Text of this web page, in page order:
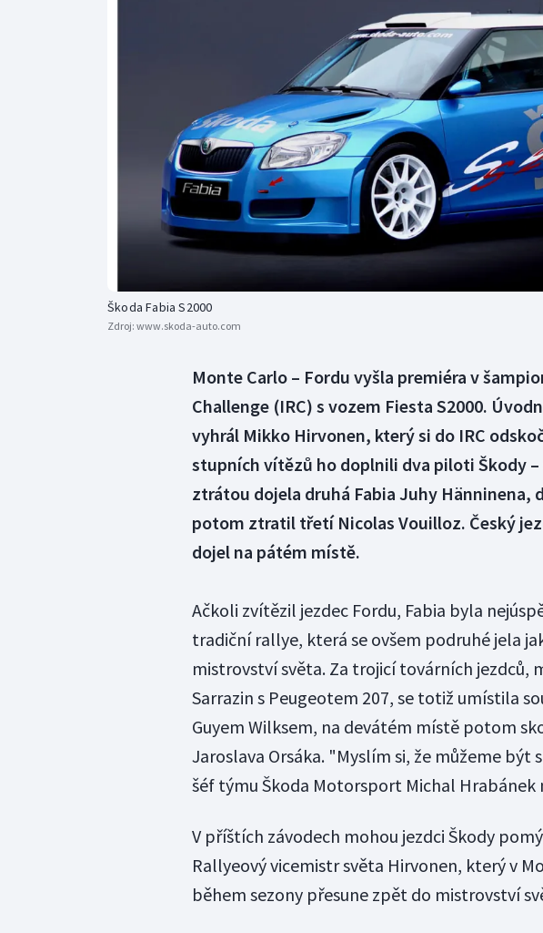
Dostihy
Florbal
Futsal
Golf
Gymnastika
Parasport
Plavání
Plážový
Škoda Fabia S2000
Zdroj: www.skoda-auto.com
Monte Carlo – Fordu vyšla premiéra v
Challenge (IRC) s vozem Fiesta S2000.
vyhrál Mikko Hirvonen, který si do IRC
stupních vítězů ho doplnili dva piloti Škody
ztrátou dojela druhá Fabia Juhy Hänninena,
potom ztratil třetí Nicolas Vouilloz. Český
dojel na pátém místě.
Ačkoli zvítězil jezdec Fordu, Fabia byla
tradiční rallye, která se ovšem podruhé jela
mistrovství světa. Za trojicí továrních jezdců,
Sarrazin s Peugeotem 207, se totiž umístila
Guyem Wilksem, na devátém místě potom
Jaroslava Orsáka. "Myslím si, že můžeme být
šéf týmu Škoda Motorsport Michal
V příštích závodech mohou jezdci Škody
Rallyeový vicemistr světa Hirvonen, který v
během sezony přesune zpět do mistrovství